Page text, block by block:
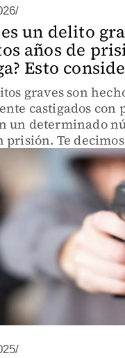
es un delito
años de
Esto
graves son
castigados con
un determinado
prisión. Te
y cuáles son
Procedimientos